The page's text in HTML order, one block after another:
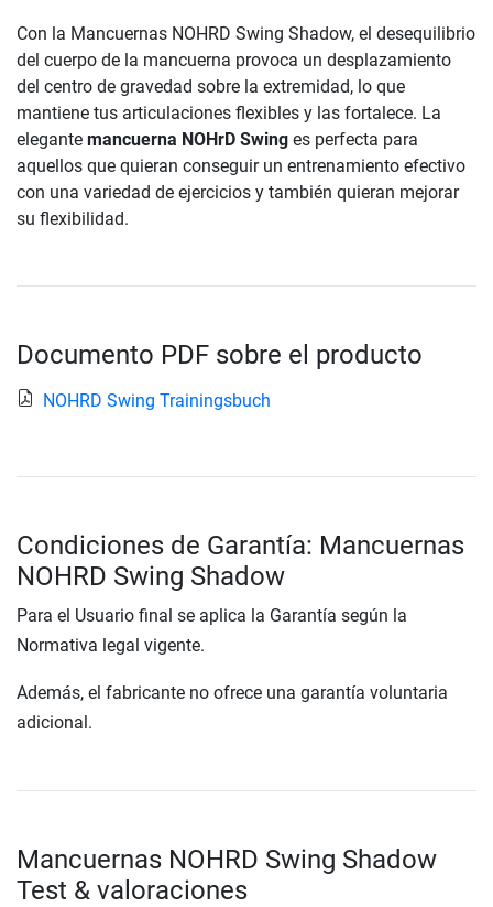
Con la Mancuernas NOHRD Swing Shadow, el desequilibrio
del cuerpo de la mancuerna provoca un desplazamiento
del centro de gravedad sobre la extremidad, lo que
mantiene tus articulaciones flexibles y las fortalece. La
elegante mancuerna NOHrD Swing es perfecta para
aquellos que quieran conseguir un entrenamiento efectivo
con una variedad de ejercicios y también quieran mejorar
su flexibilidad.
Documento PDF sobre el producto
NOHRD Swing Trainingsbuch
Condiciones de Garantía: Mancuernas
NOHRD Swing Shadow
Para el Usuario final se aplica la Garantía según la
Normativa legal vigente.
Además, el fabricante no ofrece una garantía voluntaria
adicional.
Mancuernas NOHRD Swing Shadow
Test & valoraciones